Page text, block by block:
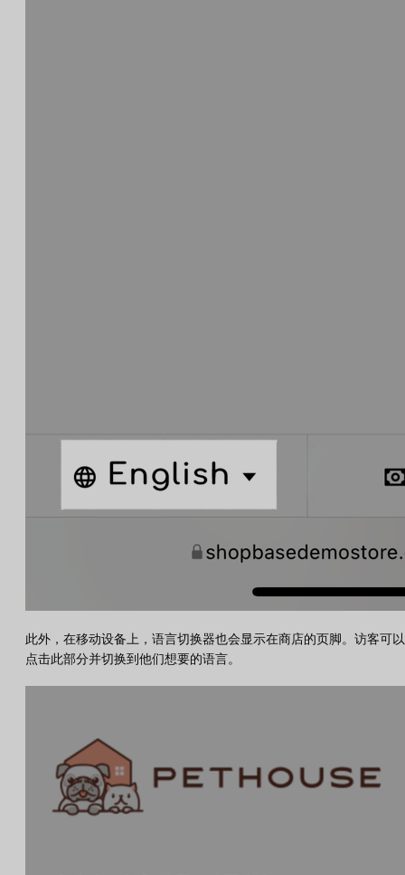
此外，在移动设备上，语言切换器也会显示在商店的页脚。访客可以
点击此部分并切换到他们想要的语言。